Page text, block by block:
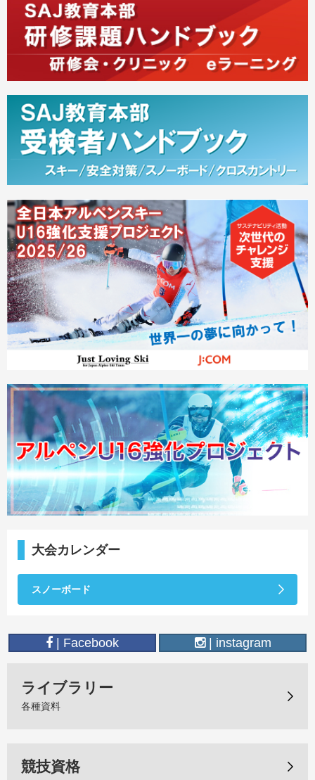
大会カレンダー
スノーボード
| Facebook | instagram
ライブラリー
各種資料
競技資格